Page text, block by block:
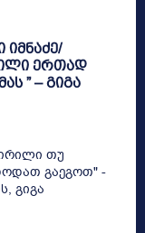
ერთად
” – გიგა
თუ
გაეგოთ" -
გიგა